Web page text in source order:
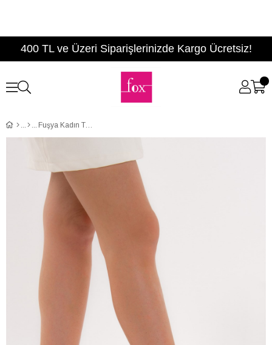
400 TL ve Üzeri Siparişlerinizde Kargo Ücretsiz!
Fuşya Kadın Topuklu Ayakkabı D404175802